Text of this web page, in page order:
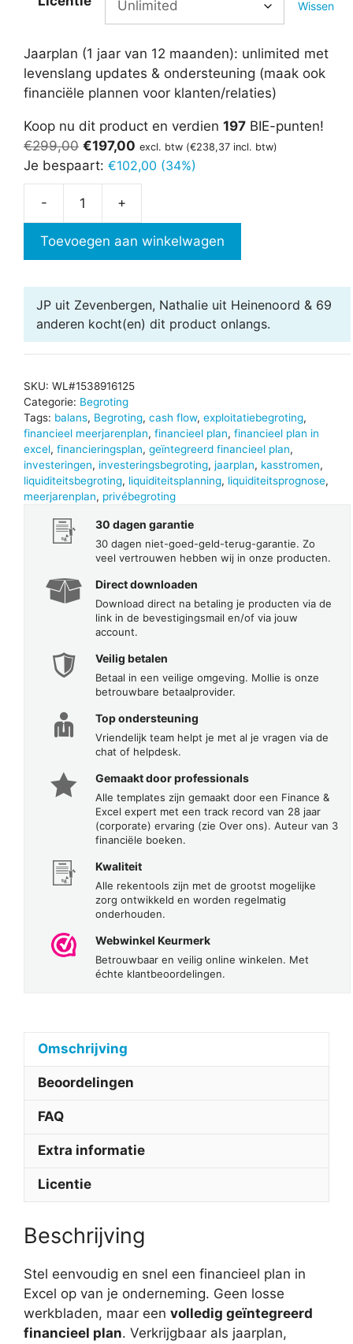
Wissen
Jaarplan (1 jaar van 12 maanden): unlimited met
levenslang updates & ondersteuning (maak ook
financiële plannen voor klanten/relaties)
Koop nu dit product en verdien 197 BIE-punten!
€299,00 Oorspronkelijke
prijs
was:
€299,00.
€197,00 Huidige
prijs
is:
excl. btw (€238,37 incl. btw)
Je bespaart: €102,00 (34%)
-
3.0
+
Toevoegen aan winkelwagen
JP uit Zevenbergen, Nathalie uit Heinenoord & 69
anderen kocht(en) dit product onlangs.
SKU: WL#1538916125
Categorie: Begroting
Tags: balans, Begroting, cash flow, exploitatiebegroting,
financieel meerjarenplan, financieel plan, financieel plan in
excel, financieringsplan, geïntegreerd financieel plan,
investeringen, investeringsbegroting, jaarplan, kasstromen,
liquiditeitsbegroting, liquiditeitsplanning, liquiditeitsprognose,
meerjarenplan, privébegroting
30 dagen garantie
30 dagen niet-goed-geld-terug-garantie. Zo
veel vertrouwen hebben wij in onze producten.
Direct downloaden
Download direct na betaling je producten via de
link in de bevestigingsmail en/of via jouw
account.
Veilig betalen
Betaal in een veilige omgeving. Mollie is onze
betrouwbare betaalprovider.
Top ondersteuning
Vriendelijk team helpt je met al je vragen via de
chat of helpdesk.
Gemaakt door professionals
Alle templates zijn gemaakt door een Finance &
Excel expert met een track record van 28 jaar
(corporate) ervaring (zie Over ons). Auteur van 3
financiële boeken.
Kwaliteit
Alle rekentools zijn met de grootst mogelijke
zorg ontwikkeld en worden regelmatig
onderhouden.
Webwinkel Keurmerk
Betrouwbaar en veilig online winkelen. Met
échte klantbeoordelingen.
Omschrijving
Beoordelingen
FAQ
Extra informatie
Licentie
Beschrijving
Stel eenvoudig en snel een financieel plan in
Excel op van je onderneming. Geen losse
werkbladen, maar een volledig geïntegreerd
financieel plan. Verkrijgbaar als jaarplan,